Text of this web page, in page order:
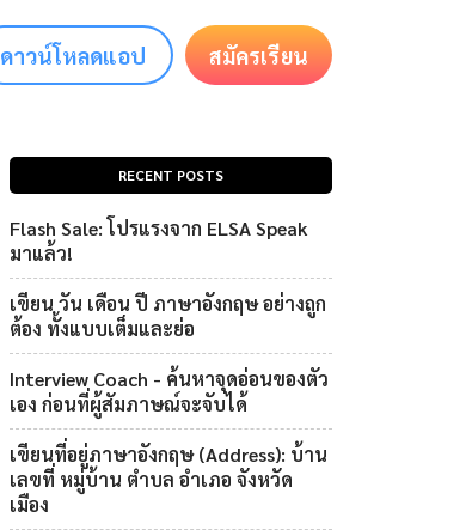
ดาวน์โหลดแอป สมัครเรียน
RECENT POSTS
Flash Sale: โปรแรงจาก ELSA Speak
มาแล้ว!
เขียน วัน เดือน ปี ภาษาอังกฤษ อย่างถูก
ต้อง ทั้งแบบเต็มและย่อ
Interview Coach - ค้นหาจุดอ่อนของตัว
เอง ก่อนที่ผู้สัมภาษณ์จะจับได้
เขียนที่อยู่ภาษาอังกฤษ (Address): บ้าน
เลขที่ หมู่บ้าน ตำบล อำเภอ จังหวัด
เมือง